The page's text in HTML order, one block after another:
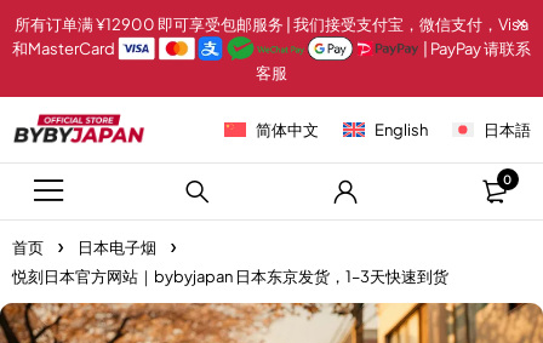
所有订单满 ¥12900 即可享受包邮服务 | 我们接受支付宝，微信支付，Visa
和MasterCard
| PayPay 请联系
客服
简体中文 English 日本語
0
首页
日本电子烟
悦刻日本官方网站｜bybyjapan 日本东京发货，1–3天快速到货